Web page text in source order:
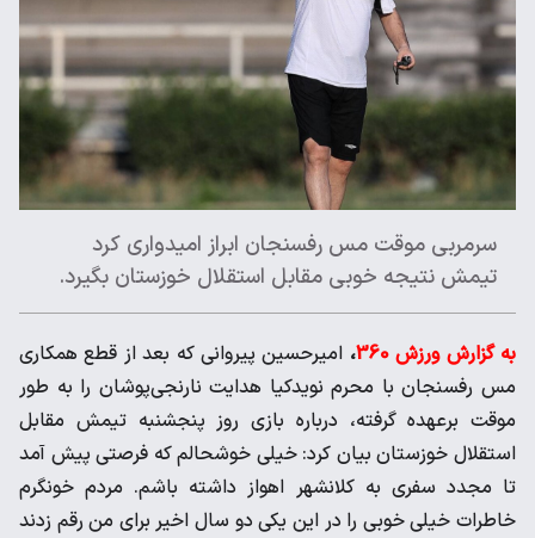
سرمربی موقت مس رفسنجان ابراز امیدواری کرد
تیمش نتیجه خوبی مقابل استقلال خوزستان بگیرد.
به گزارش ورزش 360 ، امیرحسین پیروانی که بعد از قطع همکاری
مس رفسنجان با محرم نویدکیا هدایت نارنجی‌پوشان را به طور
موقت برعهده گرفته، درباره بازی روز پنجشنبه تیمش مقابل
استقلال خوزستان بیان کرد: خیلی خوشحالم که فرصتی پیش آمد
تا مجدد سفری به کلانشهر اهواز داشته باشم. مردم خونگرم
خاطرات خیلی خوبی را در این یکی دو سال اخیر برای من رقم زدند